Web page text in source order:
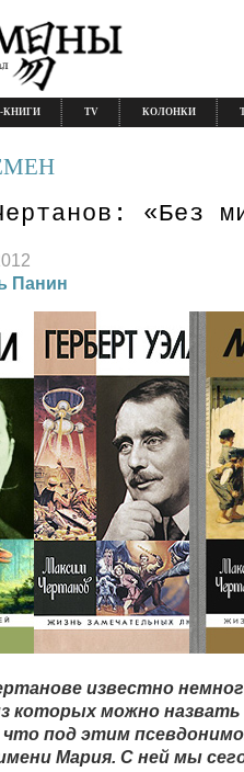
КНИГИ TV КОЛОНКИ
«Без
Панин
известно
которых можно
под этим
Мария. С ней мы